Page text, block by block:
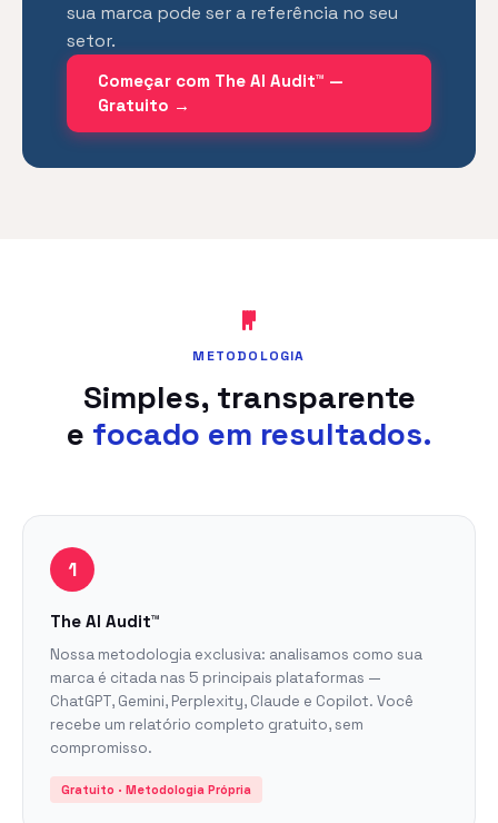
sua marca pode ser a referência no seu
setor.
Começar com The AI Audit™ —
Gratuito →
METODOLOGIA
Simples, transparente
e focado em resultados.
1
The AI Audit™
Nossa metodologia exclusiva: analisamos como sua
marca é citada nas 5 principais plataformas —
ChatGPT, Gemini, Perplexity, Claude e Copilot. Você
recebe um relatório completo gratuito, sem
compromisso.
Gratuito · Metodologia Própria